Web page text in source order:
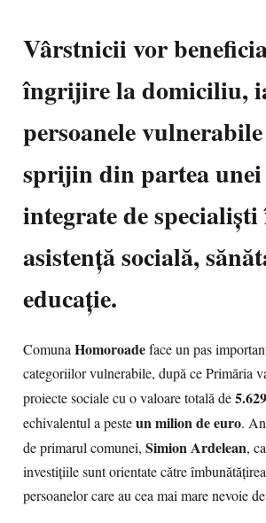
Vârstnicii vor
îngrijire la domiciliu,
persoanele
sprijin din partea unei
integrate de
asistență socială,
educație.
ComunaHomoroadeface un pas
categoriilor vulnerabile, după ce Primăria
proiecte sociale cu o valoare totală de
echivalentul a pesteun milion de euro.
de primarul comunei, Simion Ardelean,
investițiile sunt orientate către
persoanelor care au cea mai mare nevoie